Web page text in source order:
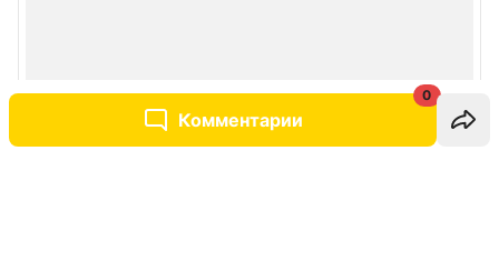
Комментарии
0